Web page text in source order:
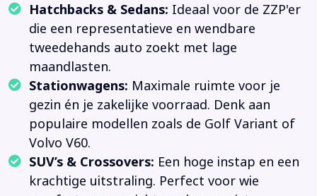
Hatchbacks & Sedans: Ideaal voor de ZZP'er
die een representatieve en wendbare
tweedehands auto zoekt met lage
maandlasten.
Stationwagens: Maximale ruimte voor je
gezin én je zakelijke voorraad. Denk aan
populaire modellen zoals de Golf Variant of
Volvo V60.
SUV’s & Crossovers: Een hoge instap en een
krachtige uitstraling. Perfect voor wie